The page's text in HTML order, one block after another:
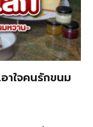
าใจคนรักขนม